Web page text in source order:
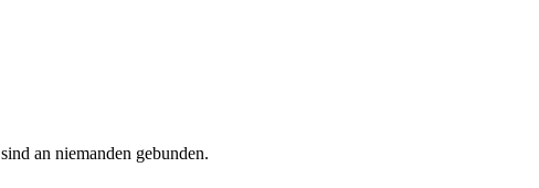
an niemanden gebunden.